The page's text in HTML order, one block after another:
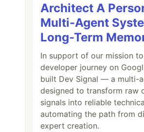
Architect A
Multi-Agent
Long-Term
In support of our mission
developer journey on
built Dev Signal — a multi-
designed to transform raw
signals into reliable
automating the path from
expert creation.